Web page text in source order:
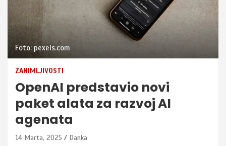
Foto: pexels.com
ZANIMLJIVOSTI
OpenAI predstavio novi
paket alata za razvoj AI
agenata
14 Marta, 2025 Danka